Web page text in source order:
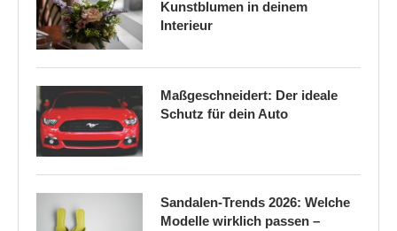
Kunstblumen in deinem
Interieur
Maßgeschneidert: Der ideale
Schutz für dein Auto
Sandalen-Trends 2026: Welche
Modelle wirklich passen –